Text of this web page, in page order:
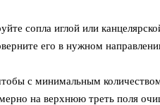
сопла иглой или
его в нужном
с минимальным
на верхнюю треть поля